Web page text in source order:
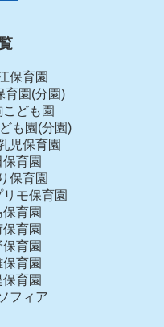
保育園
育園(分園)
ども園
も園(分園)
児保育園
育園
保育園
モ保育園
育園
育園
育園
育園
育園
フィア